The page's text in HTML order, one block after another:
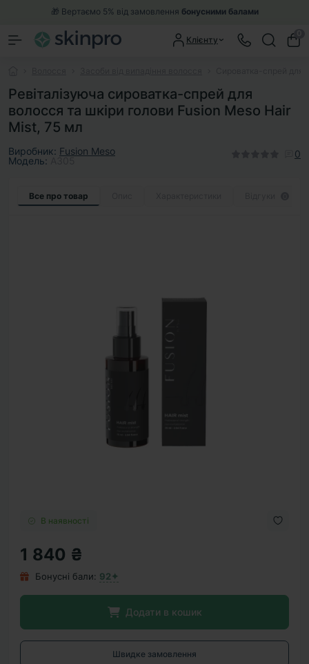
🎁 Вертаємо 5% від замовлення бонусними балами
Клієнту
Ревіталізуюча сироватка-спрей для
волосся та шкіри голови Fusion Meso Hair
Mist, 75 мл
Виробник: Fusion Meso
Модель:
0
Все про товар
В наявності
1 840 ₴
Бонусні бали: 92✦
Додати в кошик
Швидке замовлення